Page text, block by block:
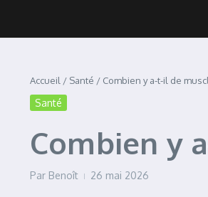
Accueil / Santé / Combien y a-t-il de
Santé
Combien y
Par Benoît 26 mai 2026